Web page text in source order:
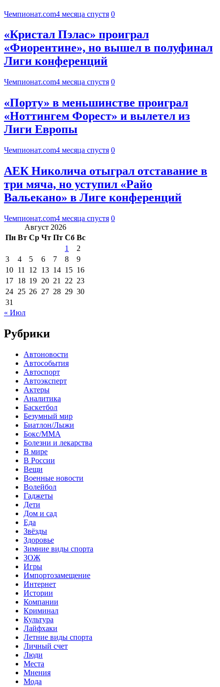
Чемпионат.com4 месяца спустя 0
«Кристал Пэлас» проиграл
«Фиорентине», но вышел в полуфинал
Лиги конференций
Чемпионат.com4 месяца спустя 0
«Порту» в меньшинстве проиграл
«Ноттингем Форест» и вылетел из
Лиги Европы
Чемпионат.com4 месяца спустя 0
АЕК Николича отыграл отставание в
три мяча, но уступил «Райо
Вальекано» в Лиге конференций
Чемпионат.com4 месяца спустя 0
Август 2026
Пн Вт Ср Чт Пт Сб Вс
1
2
3
4 5 6 7 8
9
10 11 12 13 14 15 16
17 18 19 20 21 22 23
24 25 26 27 28 29 30
31
« Июл
Рубрики
Автоновости
Автособытия
Автоспорт
Автоэксперт
Актеры
Аналитика
Баскетбол
Безумный мир
Биатлон/Лыжи
Бокс/MMA
Болезни и лекарства
В мире
В России
Вещи
Военные новости
Волейбол
Гаджеты
Дети
Дом и сад
Еда
Звёзды
Здоровье
Зимние виды спорта
ЗОЖ
Игры
Импортозамещение
Интернет
Истории
Компании
Криминал
Культура
Лайфхаки
Летние виды спорта
Личный счет
Люди
Места
Мнения
Мода